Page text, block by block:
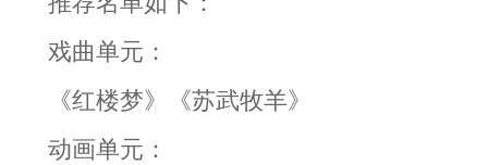
戏曲单元：
《红楼梦》《苏武牧羊》
动画单元：